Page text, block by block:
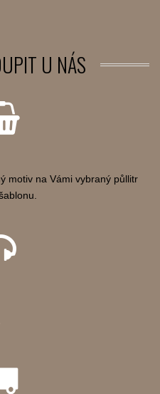
U NÁS
motiv na Vámi vybraný půllitr